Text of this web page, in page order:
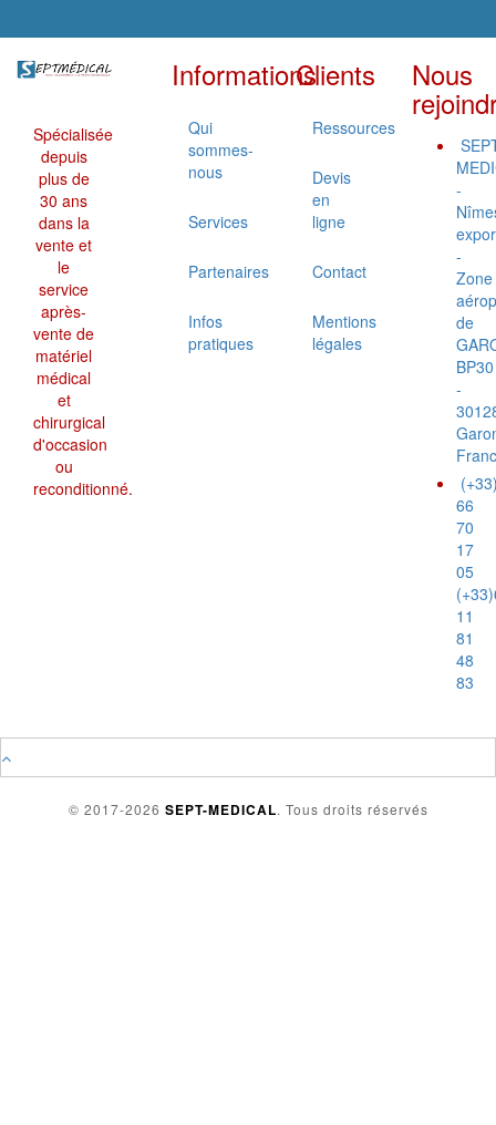
Spécialisée
depuis
plus de
30 ans
dans la
vente et
le
service
après-
vente de
matériel
médical
et
chirurgical
d'occasion
ou
reconditionné.
Informations
Qui
sommes-
nous
Services
Partenaires
Infos
pratiques
Clients
Ressources
Devis
en
ligne
Contact
Mentions
légales
Nous
-
-
Zone
de
BP30
-
66
70
17
05
11
81
48
83
© 2017-2026 SEPT-MEDICAL. Tous droits réservés